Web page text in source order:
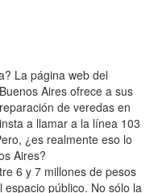
La página web del
Aires ofrece a sus
de veredas en
a llamar a la línea 103
¿es realmente eso lo
Aires?
6 y 7 millones de pesos
espacio público. No sólo la